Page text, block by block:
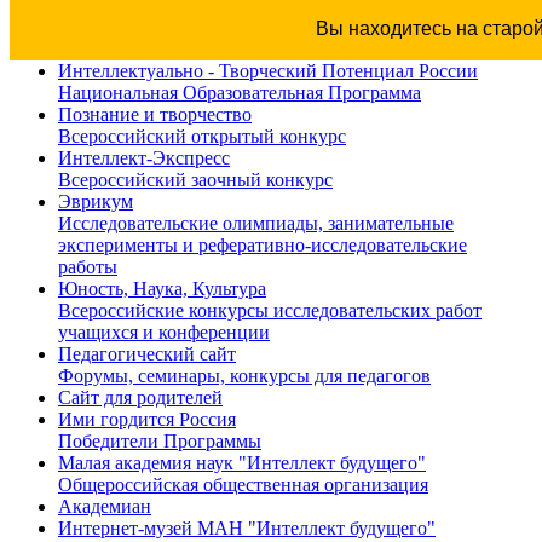
Вы находитесь на
Интеллектуально - Творческий Потенциал России
Национальная Образовательная Программа
Познание и творчество
Всероссийский открытый конкурс
Интеллект-Экспресс
Всероссийский заочный конкурс
Эврикум
Исследовательские олимпиады, занимательные
эксперименты и реферативно-исследовательские
работы
Юность, Наука, Культура
Всероссийские конкурсы исследовательских работ
учащихся и конференции
Педагогический сайт
Форумы, семинары, конкурсы для педагогов
Сайт для родителей
Ими гордится Россия
Победители Программы
Малая академия наук "Интеллект будущего"
Общероссийская общественная организация
Академиан
Интернет-музей МАН "Интеллект будущего"